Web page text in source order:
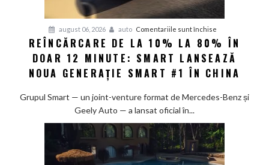
august 06, 2026 auto Comentariile sunt închise
Reîncărcare
de
la
la
doar
12
minute:
REÎNCĂRCARE DE LA 10% LA 80% ÎN
DOAR 12 MINUTE: SMART LANSEAZĂ
NOUA GENERAȚIE SMART #1 ÎN CHINA
Grupul Smart — un joint-venture format de Mercedes-Benz și
Geely Auto — a lansat oficial în...